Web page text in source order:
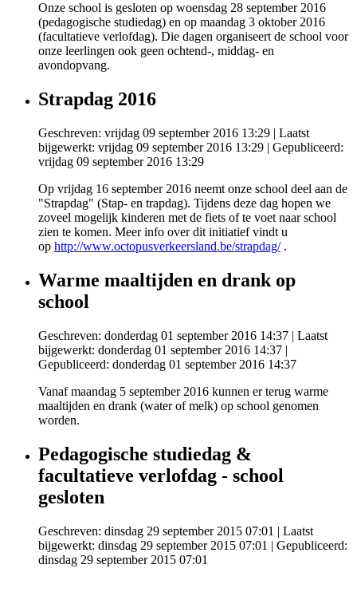
Onze school is gesloten op woensdag 28 september 2016
(pedagogische studiedag) en op maandag 3 oktober 2016
(facultatieve verlofdag). Die dagen organiseert de school voor
onze leerlingen ook geen ochtend-, middag- en
avondopvang.
Strapdag 2016
Geschreven: vrijdag 09 september 2016 13:29 | Laatst
bijgewerkt: vrijdag 09 september 2016 13:29 | Gepubliceerd:
vrijdag 09 september 2016 13:29
Op vrijdag 16 september 2016 neemt onze school deel aan de
"Strapdag" (Stap- en trapdag). Tijdens deze dag hopen we
zoveel mogelijk kinderen met de fiets of te voet naar school
zien te komen. Meer info over dit initiatief vindt u
op http://www.octopusverkeersland.be/strapdag/.
Warme maaltijden en drank op
school
Geschreven: donderdag 01 september 2016 14:37 | Laatst
bijgewerkt: donderdag 01 september 2016 14:37 |
Gepubliceerd: donderdag 01 september 2016 14:37
Vanaf maandag 5 september 2016 kunnen er terug warme
maaltijden en drank (water of melk) op school genomen
worden.
Pedagogische studiedag &
facultatieve verlofdag - school
gesloten
Geschreven: dinsdag 29 september 2015 07:01 | Laatst
bijgewerkt: dinsdag 29 september 2015 07:01 | Gepubliceerd:
dinsdag 29 september 2015 07:01